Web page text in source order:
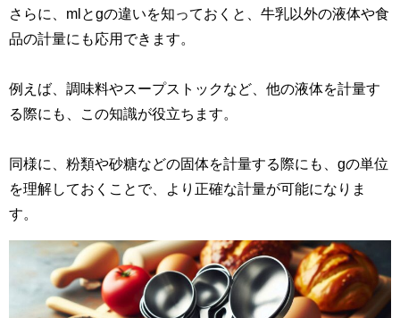
さらに、mlとgの違いを知っておくと、牛乳以外の液体や食
品の計量にも応用できます。
例えば、調味料やスープストックなど、他の液体を計量す
る際にも、この知識が役立ちます。
同様に、粉類や砂糖などの固体を計量する際にも、gの単位
を理解しておくことで、より正確な計量が可能になりま
す。